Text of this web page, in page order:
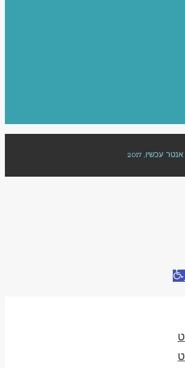
עכשיו, 2017